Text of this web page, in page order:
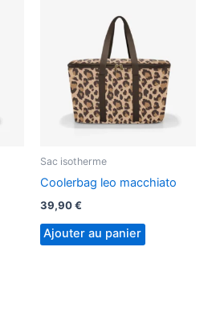
Sac isotherme
Coolerbag leo macchiato
39,90€
Ajouter au panier